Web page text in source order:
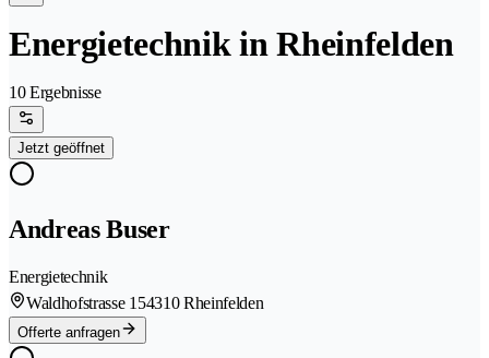
Energietechnik in Rheinfelden
10 Ergebnisse
Jetzt geöffnet
Andreas Buser
Energietechnik
Waldhofstrasse 154310 Rheinfelden
Offerte anfragen